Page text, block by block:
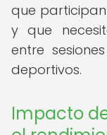
que
y que
entre
deportivos.
Impacto